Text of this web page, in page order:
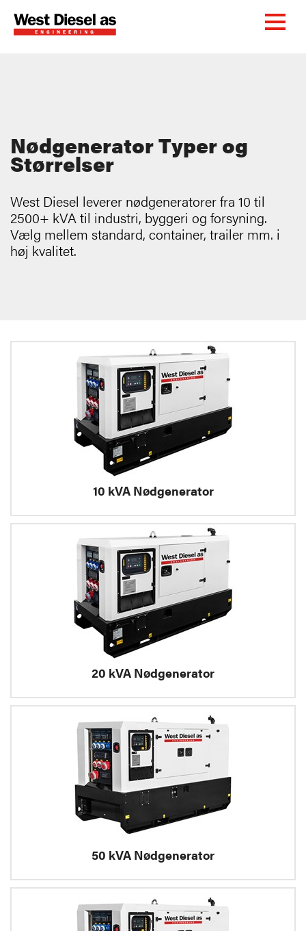
Nødgenerator Typer og
Størrelser
West Diesel leverer nødgeneratorer fra 10 til
2500+ kVA til industri, byggeri og forsyning.
Vælg mellem standard, container, trailer mm. i
høj kvalitet.
10 kVA Nødgenerator
20 kVA Nødgenerator
50 kVA Nødgenerator